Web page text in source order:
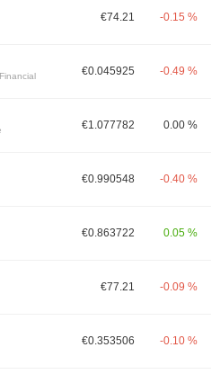
€74.21 -0.15 %
€0.045925 -0.49 %
€1.077782 0.00 %
€0.990548 -0.40 %
€0.863722 0.05 %
€77.21 -0.09 %
€0.353506 -0.10 %